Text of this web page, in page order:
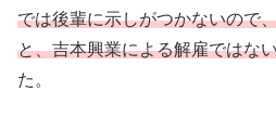
では後輩に示しがつかないので
と、吉本興業による解雇ではな
た。